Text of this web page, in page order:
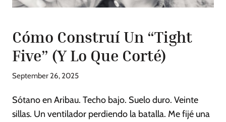
Cómo Construí Un “Tight
Five” (Y Lo Que Corté)
September 26, 2025
Sótano en Aribau. Techo bajo. Suelo duro. Veinte
sillas. Un ventilador perdiendo la batalla. Me fijé una